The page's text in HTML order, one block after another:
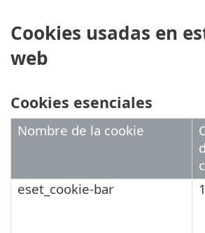
Cookies usadas en
web
Cookies esenciales
Nombre de la cookie
eset_cookie-bar